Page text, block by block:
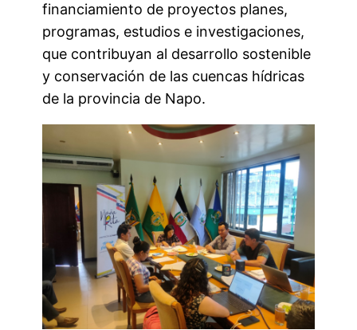
financiamiento de proyectos planes,
programas, estudios e investigaciones,
que contribuyan al desarrollo sostenible
y conservación de las cuencas hídricas
de la provincia de Napo.